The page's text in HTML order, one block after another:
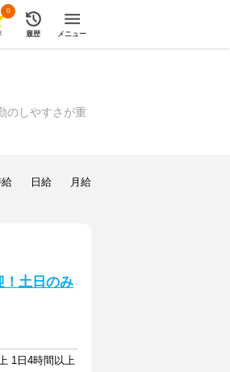
0
履歴 メニュー
のしやすさが重
日給 月給
！土日のみ
1日4時間以上